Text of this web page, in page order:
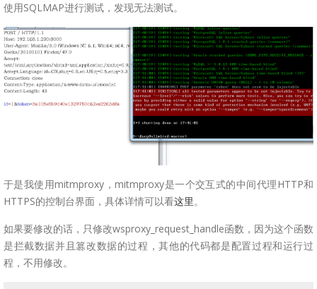
使用SQLMAP进行测试，发现无法测试。
于是我使用mitmproxy，mitmproxy是一个交互式的中间代理HTTP和
HTTPS的控制台界面，具体详情可以看这里 。
如果要修改的话，只修改wsproxy_request_handle函数，因为这个函数
是拦截数据并且篡改数据的过程，其他的代码都是配置过程和运行过
程，不用修改。